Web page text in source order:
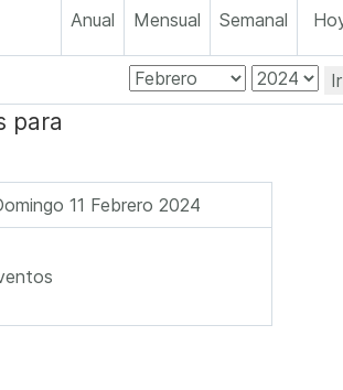
Anual Mensual Semanal
para
11 Febrero 2024